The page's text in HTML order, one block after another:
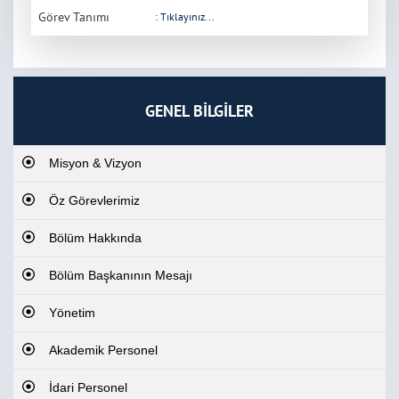
GENEL BİLGİLER
Misyon & Vizyon
Öz Görevlerimiz
Bölüm Hakkında
Bölüm Başkanının Mesajı
Yönetim
Akademik Personel
İdari Personel
Görev Tanımı
: Tıklayınız...